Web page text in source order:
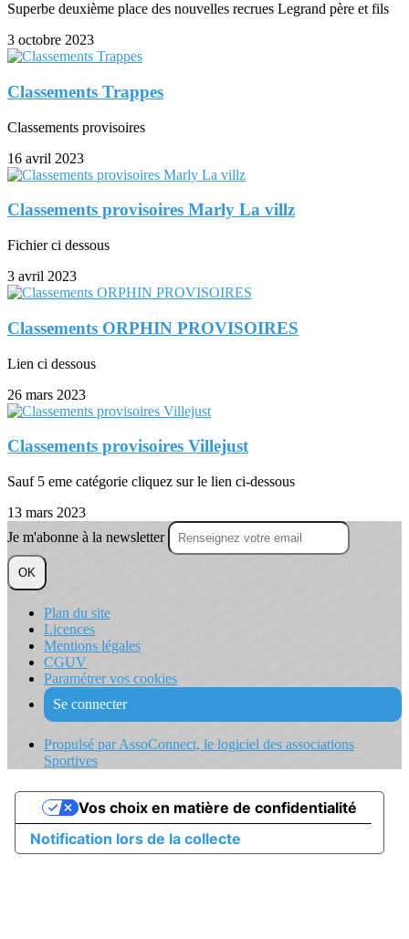
Superbe deuxième place des nouvelles recrues Legrand père et fils
3 octobre 2023
Classements Trappes
Classements provisoires
16 avril 2023
Classements provisoires Marly La villz
Fichier ci dessous
3 avril 2023
Classements ORPHIN PROVISOIRES
Lien ci dessous
26 mars 2023
Classements provisoires Villejust
Sauf 5 eme catégorie cliquez sur le lien ci-dessous
13 mars 2023
Je m'abonne à la newsletter
OK
Plan du site
Licences
Mentions légales
CGUV
Paramétrer vos cookies
Se connecter
Propulsé par AssoConnect, le logiciel des associations
Sportives
Notification lors de la collecte
Vos choix en matière de confidentialité